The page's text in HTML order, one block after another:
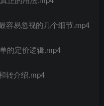
容易忽视的几个细节.mp4
的定价逻辑.mp4
转介绍.mp4